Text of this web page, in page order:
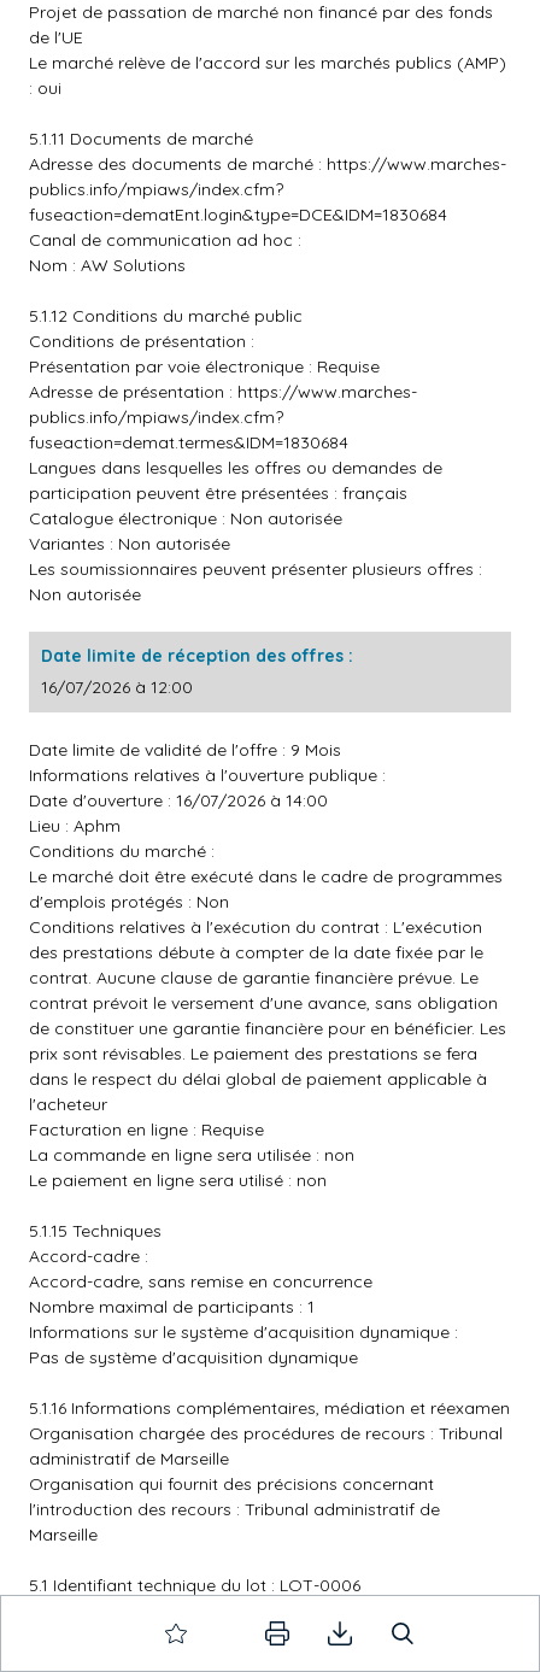
Projet de passation de marché non financé par des fonds
de l'UE
Le marché relève de l'accord sur les marchés publics (AMP)
: oui
5.1.11 Documents de marché
Adresse des documents de marché : https://www.marches-
publics.info/mpiaws/index.cfm?
fuseaction=dematEnt.login&type=DCE&IDM=1830684
Canal de communication ad hoc :
Nom : AW Solutions
5.1.12 Conditions du marché public
Conditions de présentation :
Présentation par voie électronique : Requise
Adresse de présentation : https://www.marches-
publics.info/mpiaws/index.cfm?
fuseaction=demat.termes&IDM=1830684
Langues dans lesquelles les offres ou demandes de
participation peuvent être présentées : français
Catalogue électronique : Non autorisée
Variantes : Non autorisée
Les soumissionnaires peuvent présenter plusieurs offres :
Non autorisée
Date limite de réception des offres :
16/07/2026 à 12:00
Date limite de validité de l'offre : 9 Mois
Informations relatives à l'ouverture publique :
Date d'ouverture : 16/07/2026 à 14:00
Lieu : Aphm
Conditions du marché :
Le marché doit être exécuté dans le cadre de programmes
d'emplois protégés : Non
Conditions relatives à l'exécution du contrat : L'exécution
des prestations débute à compter de la date fixée par le
contrat. Aucune clause de garantie financière prévue. Le
contrat prévoit le versement d'une avance, sans obligation
de constituer une garantie financière pour en bénéficier. Les
prix sont révisables. Le paiement des prestations se fera
dans le respect du délai global de paiement applicable à
l'acheteur
Facturation en ligne : Requise
La commande en ligne sera utilisée : non
Le paiement en ligne sera utilisé : non
5.1.15 Techniques
Accord-cadre :
Accord-cadre, sans remise en concurrence
Nombre maximal de participants : 1
Informations sur le système d'acquisition dynamique :
Pas de système d'acquisition dynamique
5.1.16 Informations complémentaires, médiation et réexamen
Organisation chargée des procédures de recours : Tribunal
administratif de Marseille
Organisation qui fournit des précisions concernant
l'introduction des recours : Tribunal administratif de
Marseille
5.1 Identifiant technique du lot : LOT-0006
INJECTION UNIQUE POUR BLOC PERINERVEUX